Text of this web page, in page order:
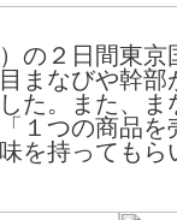
の２日間東
まなびや幹
た。また、
１つの商品
を持っても